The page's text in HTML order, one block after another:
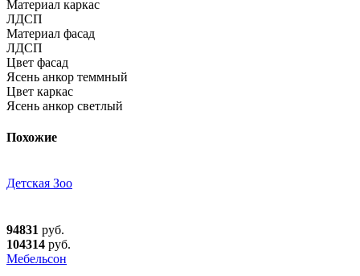
Материал каркас
ЛДСП
Материал фасад
ЛДСП
Цвет фасад
Ясень анкор теммный
Цвет каркас
Ясень анкор светлый
Похожие
Детская Зоо
94831 руб.
104314 руб.
Мебельсон